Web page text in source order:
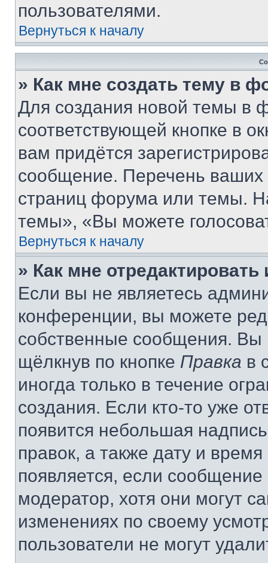
пользователями.
Вернуться к началу
» Как мне создать тему в
Для создания новой темы в
соответствующей кнопке в
вам придётся
сообщение. Перечень ваших
страниц форума или темы.
темы», «Вы можете
Вернуться к началу
» Как мне
Если вы не являетесь
конференции, вы можете
собственные сообщения. Вы
щёлкнув по кнопке Правка в
иногда только в течение
создания. Если кто-то уже
появится небольшая
правок, а также дату и
появляется, если
модератор, хотя они могут
изменениях по своему
пользователи не могут